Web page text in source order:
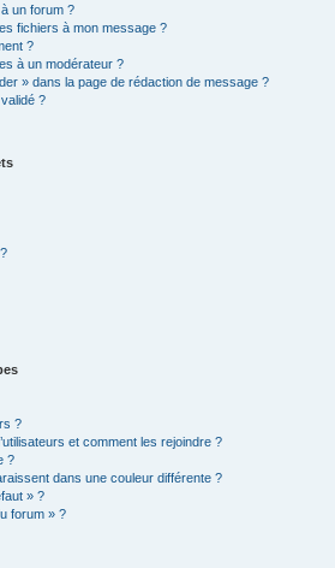
un forum ?
fichiers à mon message ?
?
à un modérateur ?
» dans la page de rédaction de message ?
?
?
et comment les rejoindre ?
?
dans une couleur différente ?
» ?
forum » ?